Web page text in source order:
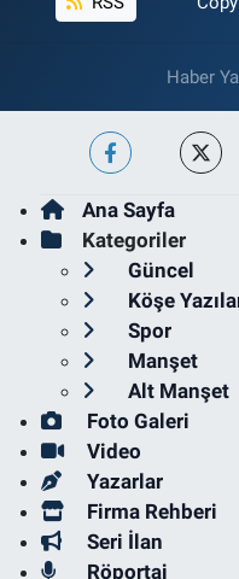
Haber
Ana Sayfa
Kategoriler
Güncel
Köşe
Spor
Manşet
Alt Manşet
Foto Galeri
Video
Yazarlar
Firma Rehberi
Seri İlan
Röportaj